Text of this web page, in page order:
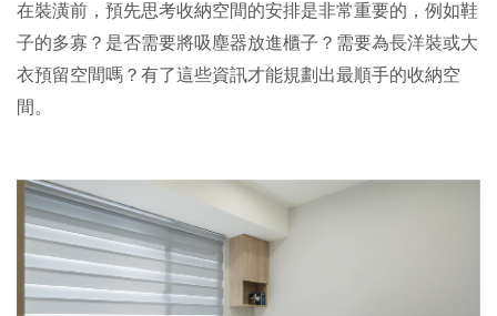
在裝潢前，預先思考收納空間的安排是非常重要的，例如鞋
子的多寡？是否需要將吸塵器放進櫃子？需要為長洋裝或大
衣預留空間嗎？有了這些資訊才能規劃出最順手的收納空
間。